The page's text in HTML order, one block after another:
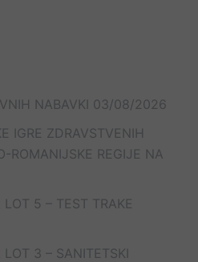
NABAVKI 03/08/2026
IGRE ZDRAVSTVENIH
ROMANIJSKE REGIJE NA
5 – TEST TRAKE
3 – SANITETSKI